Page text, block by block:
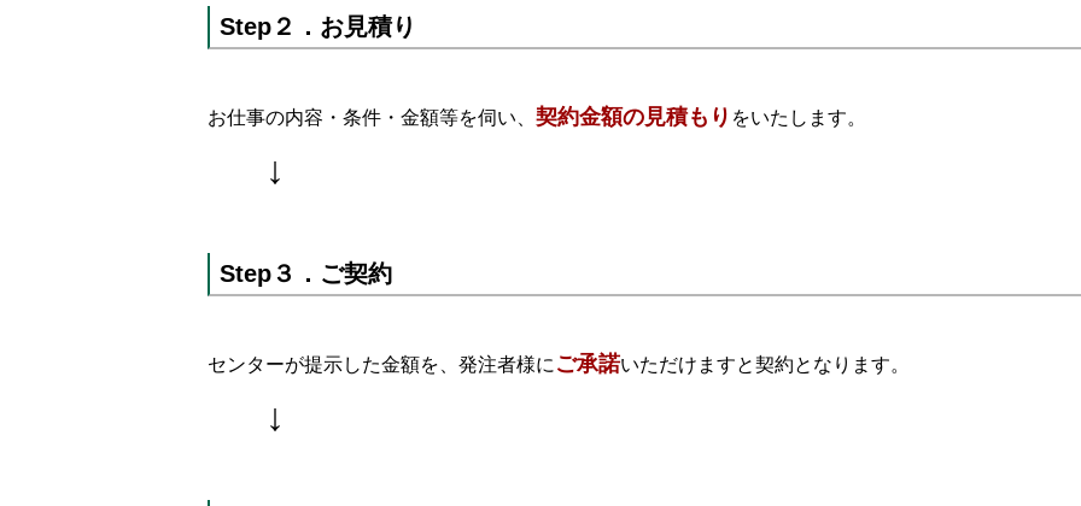
Step２．お見積り
お仕事の内容・条件・金額等を伺い、 契約金額の見積もり をいたします。
↓
Step３．ご契約
センターが提示した金額を、発注者様に ご承諾いただけますと契約となります。
↓